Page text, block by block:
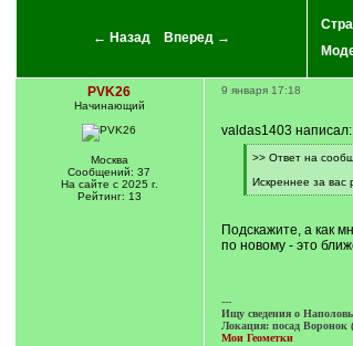
← Назад Вперед →
PVK26
Начинающий
Москва
Сообщений: 37
На сайте с 2025 г.
Рейтинг: 13
9 января 17:18
valdas1403 написал:
[
]
>> Ответ на
Искреннее за вас
[
]
Подскажите, а как
по новому - это
---
Ищу сведения о
Локация: посад Воронок
Мои Геометки